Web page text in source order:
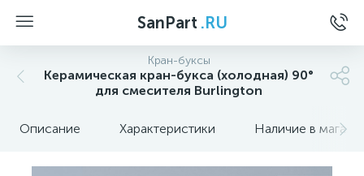
SanPart .RU
Кран-буксы
Керамическая кран-букса (холодная) 90°
для смесителя Burlington
Описание Характеристики Наличие в